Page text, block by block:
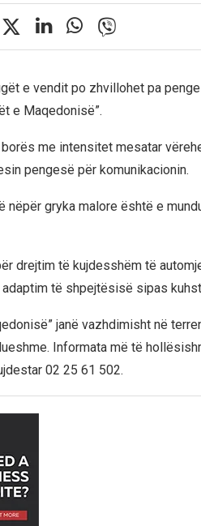
e vendit po zhvillohet pa
e Maqedonisë”.
me intensitet mesatar
pengesë për komunikacionin.
gryka malore është e
drejtim të kujdesshëm të
të shpejtësisë sipas
janë vazhdimisht në
Informata më të
02 25 61 502.